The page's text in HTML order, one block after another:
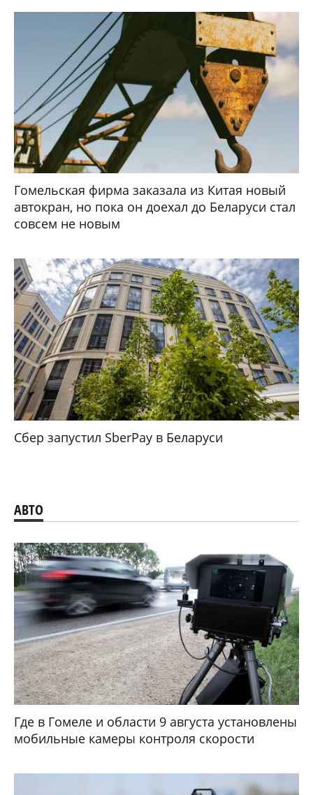
Гомельская фирма заказала из Китая новый
автокран, но пока он доехал до Беларуси стал
совсем не новым
Сбер запустил SberPay в Беларуси
АВТО
Где в Гомеле и области 9 августа установлены
мобильные камеры контроля скорости